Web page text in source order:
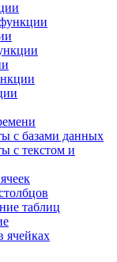
с базами данных
с текстом и
таблиц
ячейках